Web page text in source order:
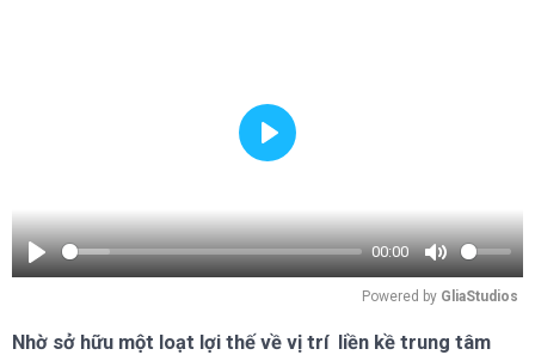
Play
00:00
Mute
Play
Powered by GliaStudios
Nhờ sở hữu một loạt lợi thế về vị trí liền kề trung tâm